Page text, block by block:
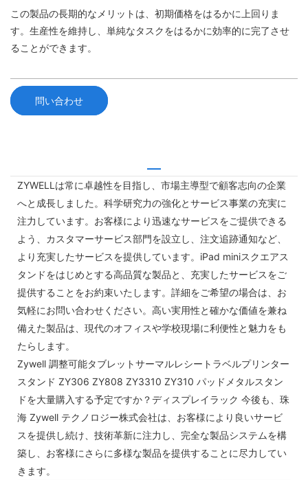
この製品の長期的なメリットは、初期価格をはるかに上回りま
す。生産性を維持し、単純なタスクをはるかに効率的に完了させ
ることができます。
問い合わせ
ZYWELLは常に卓越性を目指し、市場主導型で顧客志向の企業
へと成長しました。科学研究​​力の強化とサービス事業の充実に
注力しています。お客様により迅速なサービスをご提供できる
よう、カスタマーサービス部門を設立し、注文追跡通知など、
より充実したサービスを提供しています。iPad miniスクエアス
タンドをはじめとする高品質な製品と、充実したサービスをご
提供することをお約束いたします。詳細をご希望の場合は、お
気軽にお問い合わせください。高い実用性と確かな価値を兼ね
備えた製品は、現代のオフィスや学校現場に利便性と魅力をも
たらします。
Zywell 調整可能タブレットサーマルレシートラベルプリンター
スタンド ZY306 ZY808 ZY3310 ZY310 パッドメタルスタン
ドを大量購入する予定ですか？ディスプレイラック 今後も、珠
海 Zywell テクノロジー株式会社は、お客様により良いサービ
スを提供し続け、技術革新に注力し、完全な製品システムを構
築し、お客様にさらに多様な製品を提供することに尽力してい
きます。